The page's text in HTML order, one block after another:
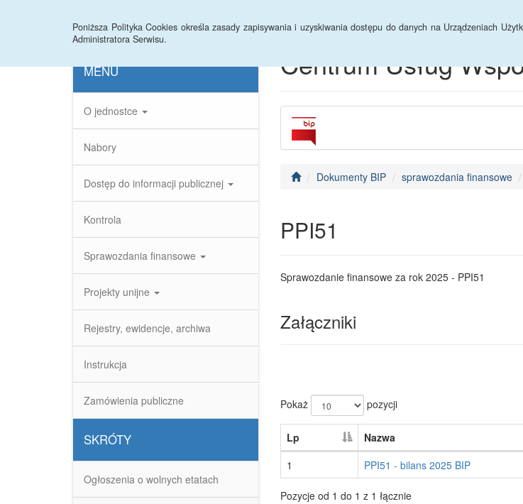
Poniższa Polityka Cookies określa zasady zapisywania i uzyskiwania dostępu do danych na Urządzeniach
Administratora Serwisu.
MENU
O jednostce
Nabory
Dostęp do informacji publicznej
Kontrola
Sprawozdania finansowe
Projekty unijne
Rejestry, ewidencje, archiwa
Instrukcja
Zamówienia publiczne
SKRÓTY
Ogłoszenia o wolnych etatach
Centrum Usług
Dokumenty BIP sprawozdania finansowe
PPI51
Sprawozdanie finansowe za rok 2025 - PPI51
Załączniki
Pokaż pozycji
Lp Nazwa
1
PPI51 - bilans 2025 BIP
Pozycje od 1 do 1 z 1 łącznie